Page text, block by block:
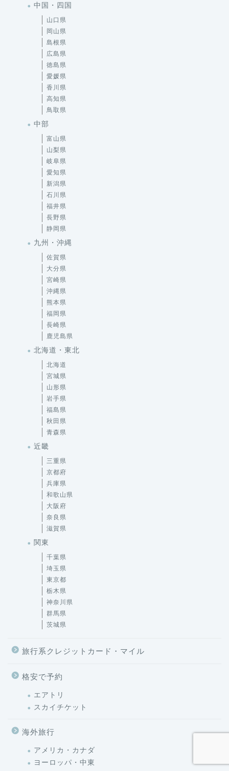
中国・四国
山口県
岡山県
島根県
広島県
徳島県
愛媛県
香川県
高知県
鳥取県
中部
富山県
山梨県
岐阜県
愛知県
新潟県
石川県
福井県
長野県
静岡県
九州・沖縄
佐賀県
大分県
宮崎県
沖縄県
熊本県
福岡県
長崎県
鹿児島県
北海道・東北
北海道
宮城県
山形県
岩手県
福島県
秋田県
青森県
近畿
三重県
京都府
兵庫県
和歌山県
大阪府
奈良県
滋賀県
関東
千葉県
埼玉県
東京都
栃木県
神奈川県
群馬県
茨城県
旅行系クレジットカード・マイル
格安で予約
エアトリ
スカイチケット
海外旅行
アメリカ・カナダ
ヨーロッパ・中東